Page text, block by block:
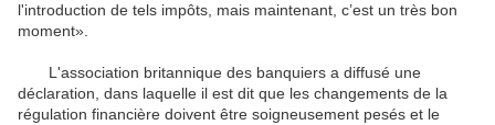
l'introduction de tels impôts, mais maintenant, c’est un très bon
moment».
L'association britannique des banquiers a diffusé une
déclaration, dans laquelle il est dit que les changements de la
régulation financière doivent être soigneusement pesés et le